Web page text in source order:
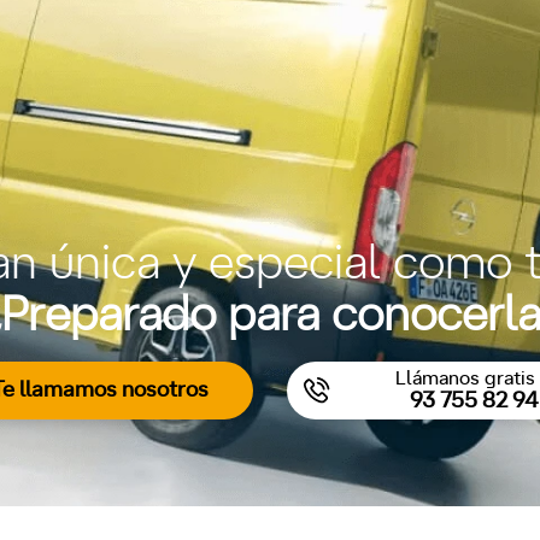
única y especial como
para
llamamos nosotros
Llámanos gratis
93 755 82 94